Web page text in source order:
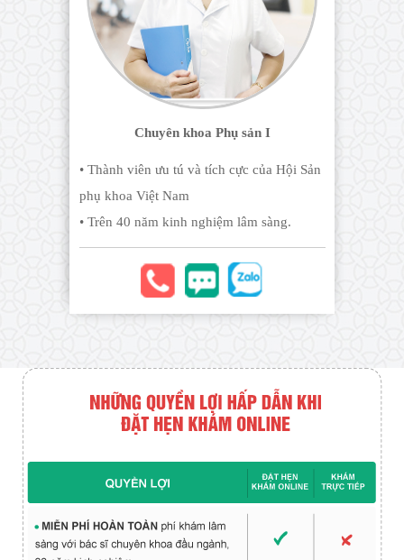
Chuyên khoa Phụ sản I
• Thành viên ưu tú và tích cực của Hội Sản
phụ khoa Việt Nam
• Trên 40 năm kinh nghiệm lâm sàng.